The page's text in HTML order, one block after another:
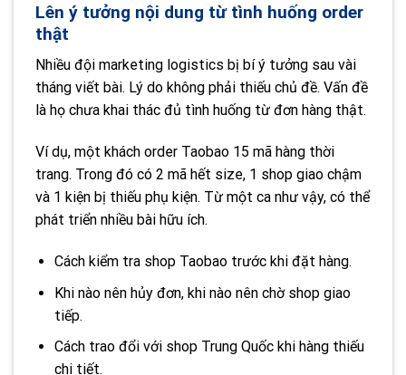
Lên ý tưởng nội dung từ tình huống order
thật
Nhiều đội marketing logistics bị bí ý tưởng sau vài
tháng viết bài. Lý do không phải thiếu chủ đề. Vấn đề
là họ chưa khai thác đủ tình huống từ đơn hàng thật.
Ví dụ, một khách order Taobao 15 mã hàng thời
trang. Trong đó có 2 mã hết size, 1 shop giao chậm
và 1 kiện bị thiếu phụ kiện. Từ một ca như vậy, có thể
phát triển nhiều bài hữu ích.
Cách kiểm tra shop Taobao trước khi đặt hàng.
Khi nào nên hủy đơn, khi nào nên chờ shop giao
tiếp.
Cách trao đổi với shop Trung Quốc khi hàng thiếu
chi tiết.